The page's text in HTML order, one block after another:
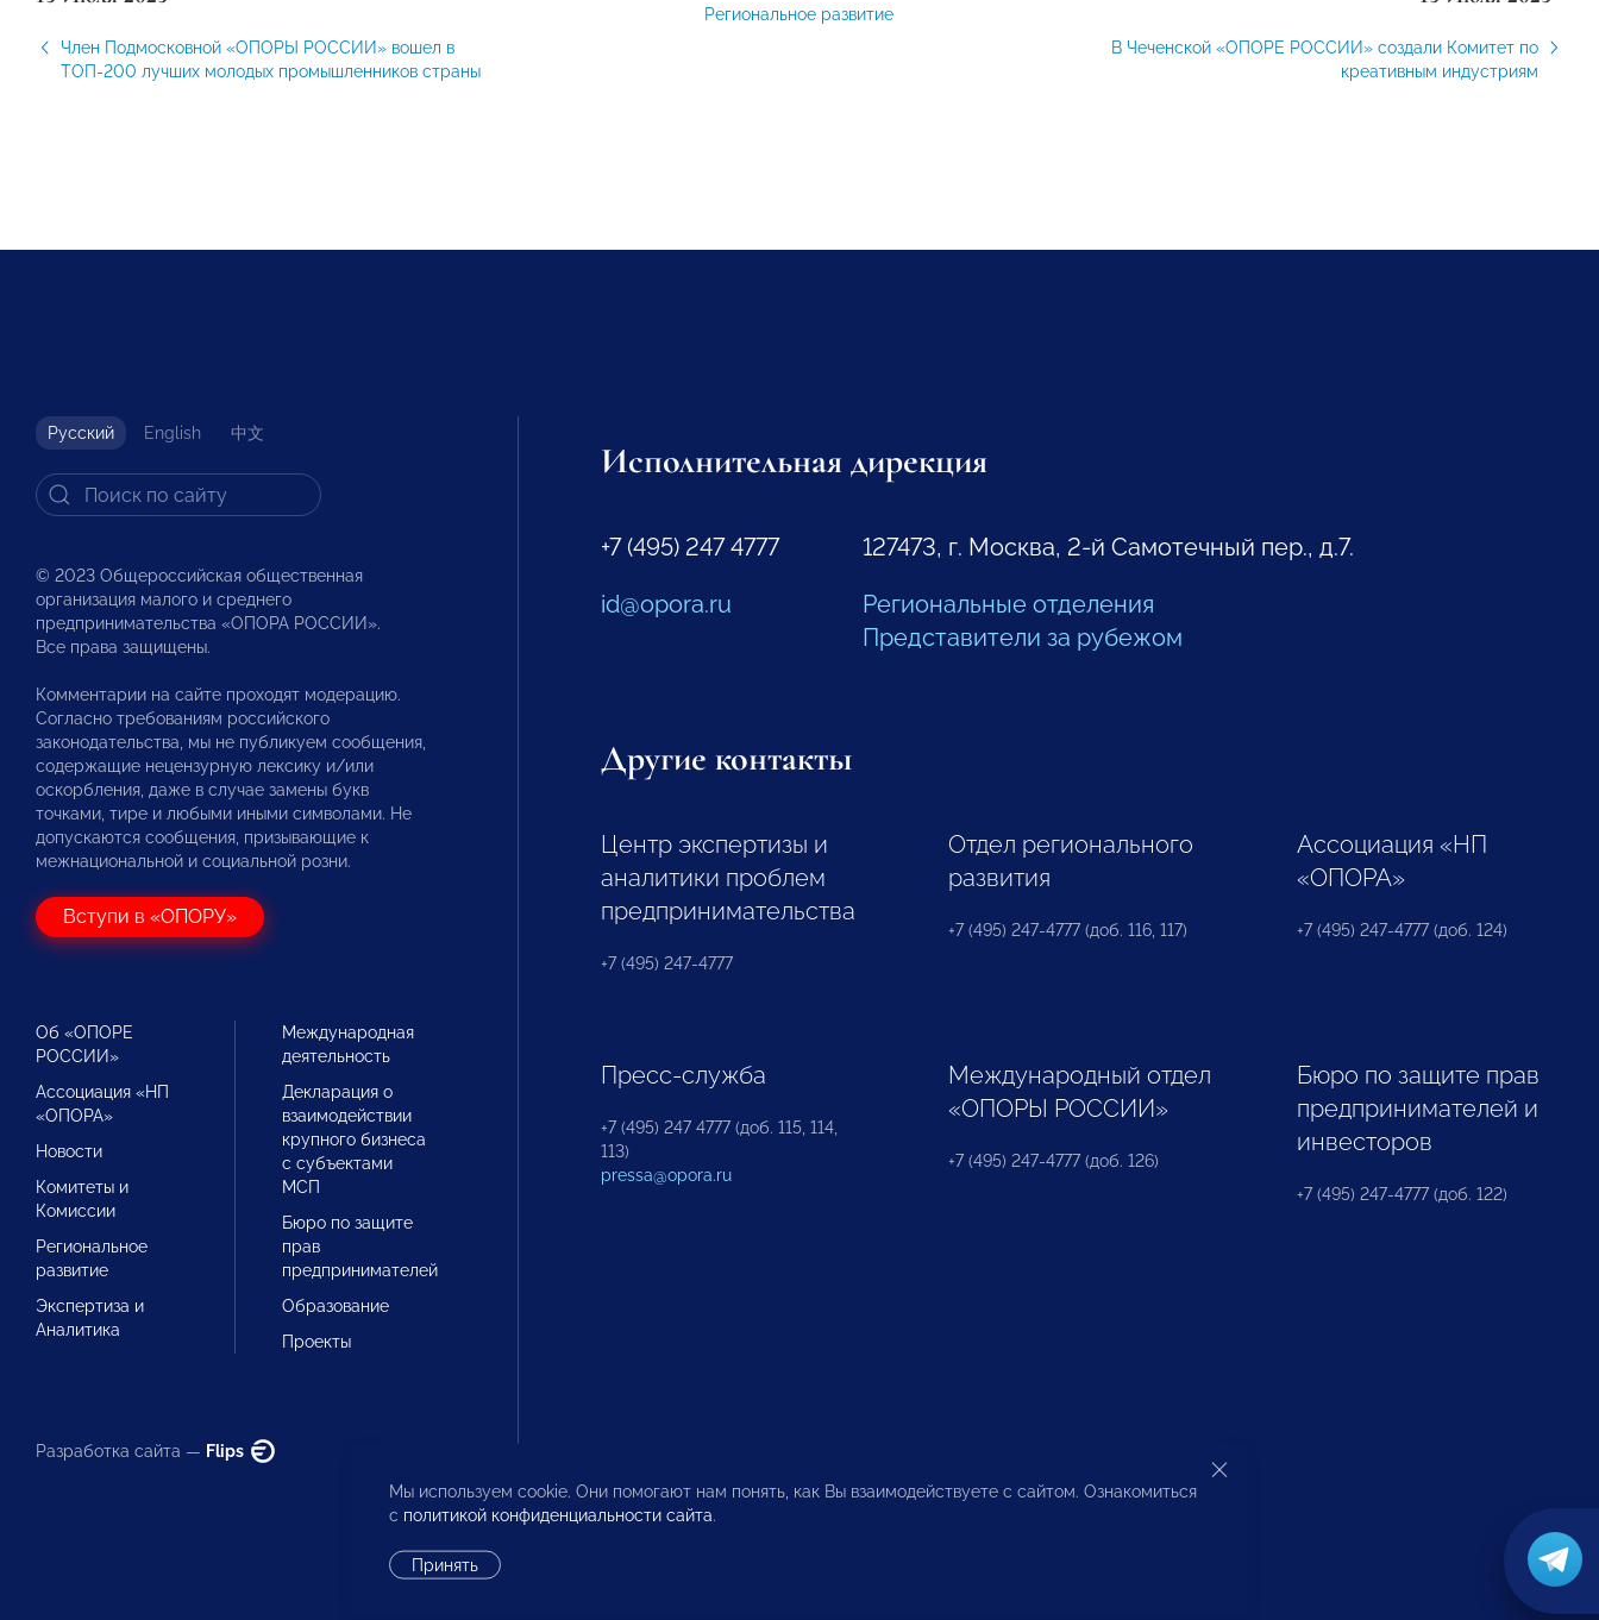
Член Подмосковной «ОПОРЫ РОССИИ» вошел в
ТОП-200 лучших молодых промышленников страны
В Чеченской «ОПОРЕ РОССИИ» создали Комитет по
креативным индустриям
Региональное развитие
Русский English 中文
© 2023 Общероссийская общественная
организация малого и среднего
предпринимательства «ОПОРА РОССИИ».
Все права защищены.
Комментарии на сайте проходят модерацию.
Согласно требованиям российского
законодательства, мы не публикуем сообщения,
содержащие нецензурную лексику и/или
оскорбления, даже в случае замены букв
точками, тире и любыми иными символами. Не
допускаются сообщения, призывающие к
межнациональной и социальной розни.
Вступи в «ОПОРУ»
Об «ОПОРЕ
РОССИИ»
Ассоциация «НП
«ОПОРА»
Новости
Комитеты и
Комиссии
Региональное
развитие
Экспертиза и
Аналитика
Международная
деятельность
Декларация о
взаимодействии
крупного бизнеса
с субъектами
МСП
Бюро по защите
прав
предпринимателей
Образование
Проекты
Разработка сайта — Flips
Исполнительная дирекция
+7 (495) 247 4777
id@opora.ru
127473, г. Москва, 2-й Самотечный пер., д.7.
Региональные отделения
Представители за рубежом
Другие контакты
Центр экспертизы и
аналитики проблем
предпринимательства
+7 (495) 247-4777
Отдел регионального
развития
+7 (495) 247-4777 (доб. 116, 117)
Ассоциация «НП
«ОПОРА»
+7 (495) 247-4777 (доб. 124)
Пресс-служба
+7 (495) 247 4777 (доб. 115, 114,
113)
pressa@opora.ru
Международный отдел
«ОПОРЫ РОССИИ»
+7 (495) 247-4777 (доб. 126)
Бюро по защите прав
предпринимателей и
инвесторов
+7 (495) 247-4777 (доб. 122)
Мы используем cookie. Они помогают нам понять, как Вы взаимодействуете с сайтом. Ознакомиться
с политикой конфиденциальности сайта.
Принять